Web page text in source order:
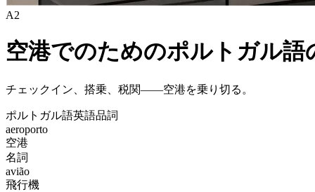
A2
空港でのためのポルトガル語
チェックイン、搭乗、税関——空港を乗り切る。
ポルトガル語英語品詞
aeroporto
空港
名詞
avião
飛行機